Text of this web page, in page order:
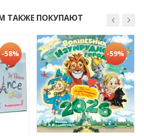
ТАКЖЕ ПОКУПАЮТ
-58% -59%